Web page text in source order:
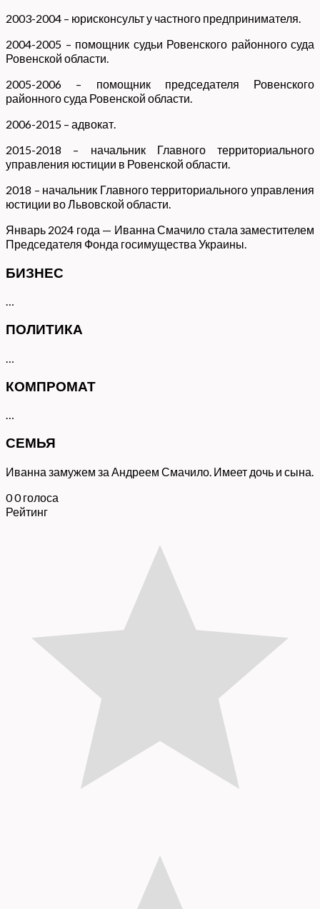
2003-2004 – юрисконсульт у частного предпринимателя.
2004-2005 – помощник судьи Ровенского районного суда
Ровенской области.
2005-2006 – помощник председателя Ровенского
районного суда Ровенской области.
2006-2015 – адвокат.
2015-2018 – начальник Главного территориального
управления юстиции в Ровенской области.
2018 – начальник Главного территориального управления
юстиции во Львовской области.
Январь 2024 года — Иванна Смачило стала заместителем
Председателя Фонда госимущества Украины.
БИЗНЕС
…
ПОЛИТИКА
…
КОМПРОМАТ
…
СЕМЬЯ
Иванна замужем за Андреем Смачило. Имеет дочь и сына.
00 голоса
Рейтинг